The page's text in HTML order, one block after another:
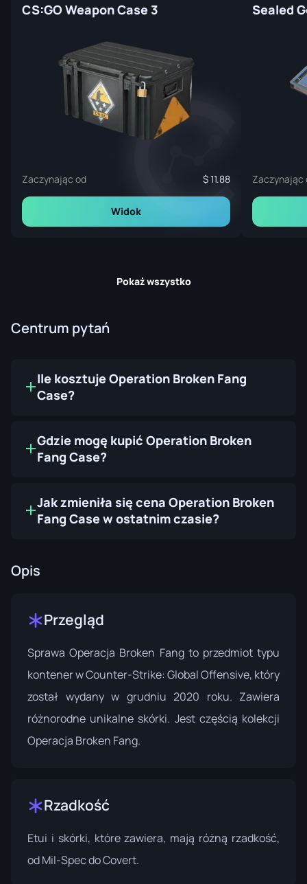
CS:GO Weapon Case 3
Zaczynając od 11.88
Widok
Sealed
Zaczynając
Pokaż wszystko
Centrum pytań
Ile kosztuje Operation Broken Fang
Case?
Gdzie mogę kupić Operation Broken
Fang Case?
Jak zmieniła się cena Operation Broken
Fang Case w ostatnim czasie?
Opis
Przegląd
Sprawa Operacja Broken Fang to przedmiot typu
kontener w Counter-Strike: Global Offensive, który
został wydany w grudniu 2020 roku. Zawiera
różnorodne unikalne skórki. Jest częścią kolekcji
Operacja Broken Fang.
Rzadkość
Etui i skórki, które zawiera, mają różną rzadkość,
od Mil-Spec do Covert.